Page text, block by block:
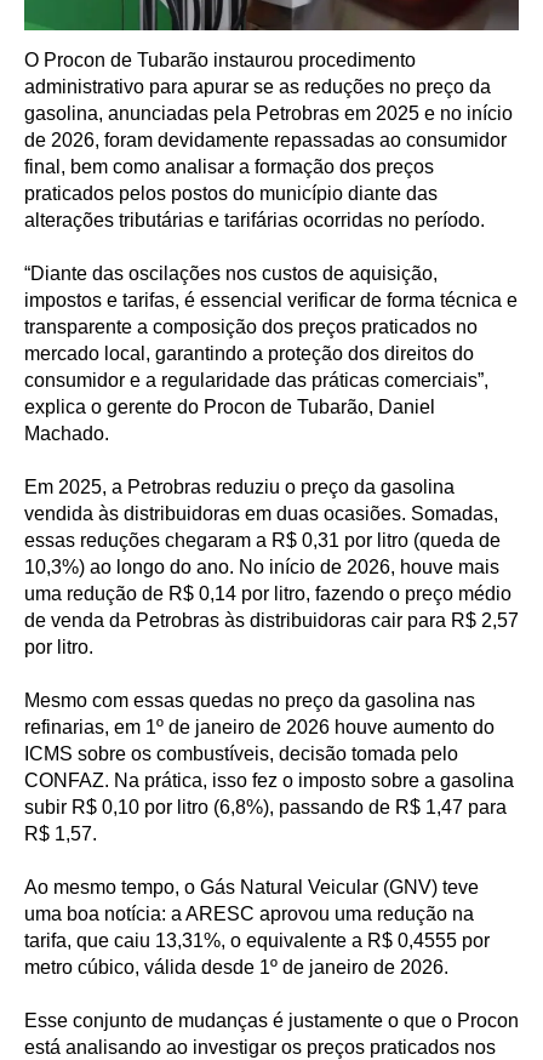
O Procon de Tubarão instaurou procedimento
administrativo para apurar se as reduções no preço da
gasolina, anunciadas pela Petrobras em 2025 e no início
de 2026, foram devidamente repassadas ao consumidor
final, bem como analisar a formação dos preços
praticados pelos postos do município diante das
alterações tributárias e tarifárias ocorridas no período.
“Diante das oscilações nos custos de aquisição,
impostos e tarifas, é essencial verificar de forma técnica e
transparente a composição dos preços praticados no
mercado local, garantindo a proteção dos direitos do
consumidor e a regularidade das práticas comerciais”,
explica o gerente do Procon de Tubarão, Daniel
Machado.
Em 2025, a Petrobras reduziu o preço da gasolina
vendida às distribuidoras em duas ocasiões. Somadas,
essas reduções chegaram a R$ 0,31 por litro (queda de
10,3%) ao longo do ano. No início de 2026, houve mais
uma redução de R$ 0,14 por litro, fazendo o preço médio
de venda da Petrobras às distribuidoras cair para R$ 2,57
por litro.
Mesmo com essas quedas no preço da gasolina nas
refinarias, em 1º de janeiro de 2026 houve aumento do
ICMS sobre os combustíveis, decisão tomada pelo
CONFAZ. Na prática, isso fez o imposto sobre a gasolina
subir R$ 0,10 por litro (6,8%), passando de R$ 1,47 para
R$ 1,57.
Ao mesmo tempo, o Gás Natural Veicular (GNV) teve
uma boa notícia: a ARESC aprovou uma redução na
tarifa, que caiu 13,31%, o equivalente a R$ 0,4555 por
metro cúbico, válida desde 1º de janeiro de 2026.
Esse conjunto de mudanças é justamente o que o Procon
está analisando ao investigar os preços praticados nos